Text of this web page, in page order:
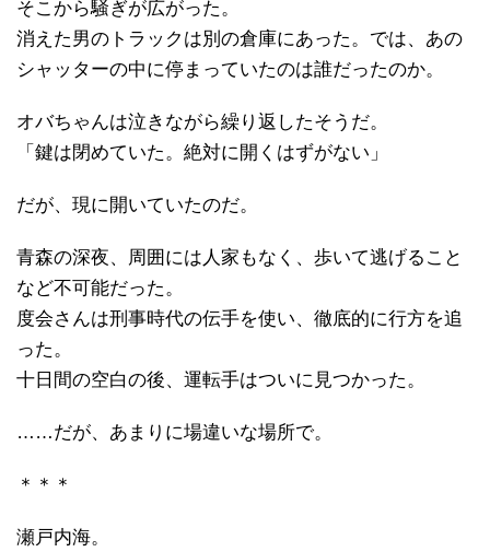
そこから騒ぎが広がった。
消えた男のトラックは別の倉庫にあった。では、あの
シャッターの中に停まっていたのは誰だったのか。
オバちゃんは泣きながら繰り返したそうだ。
「鍵は閉めていた。絶対に開くはずがない」
だが、現に開いていたのだ。
青森の深夜、周囲には人家もなく、歩いて逃げること
など不可能だった。
度会さんは刑事時代の伝手を使い、徹底的に行方を追
った。
十日間の空白の後、運転手はついに見つかった。
……だが、あまりに場違いな場所で。
＊＊＊
瀬戸内海。